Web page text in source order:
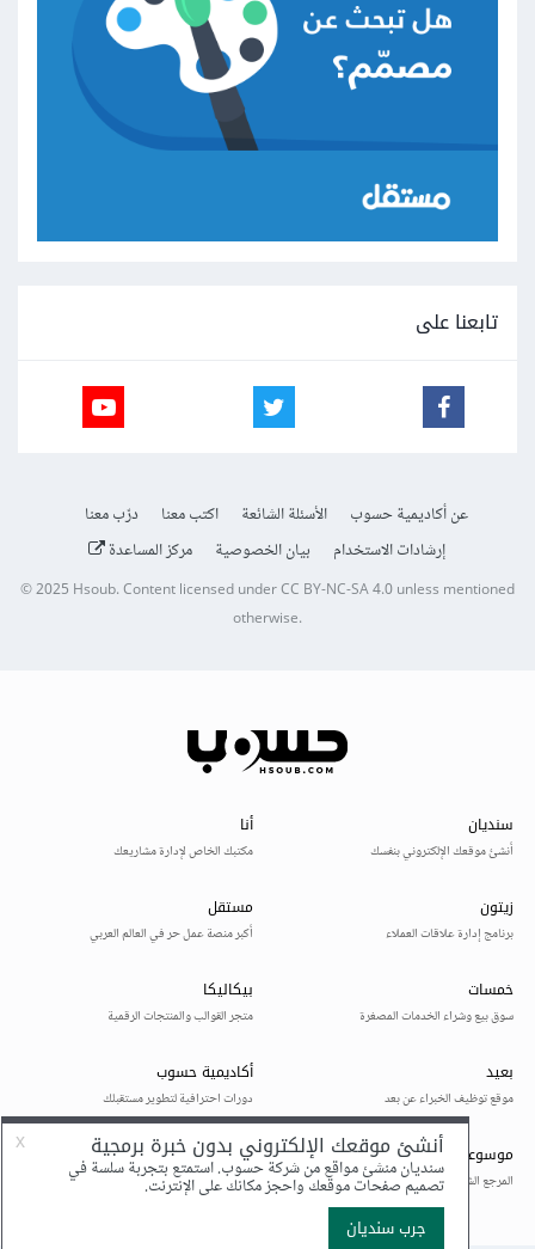
تابعنا على
عن أكاديمية حسوب الأسئلة الشائعة اكتب معنا
درّب معنا
إرشادات الاستخدام
بيان الخصوصية مركز المساعدة
© 2025Hsoub.Content licensed underCC BY-NC-SA 4.0unless mentioned
otherwise.